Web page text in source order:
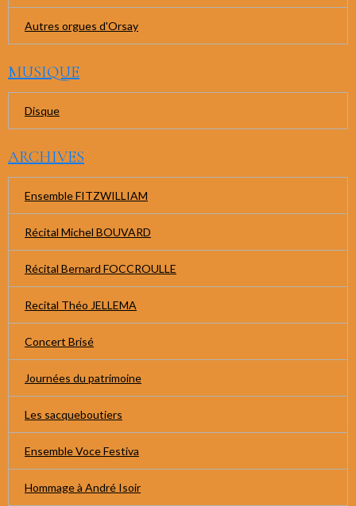
Autres orgues d'Orsay
MUSIQUE
Disque
ARCHIVES
Ensemble FITZWILLIAM
Récital Michel BOUVARD
Récital Bernard FOCCROULLE
Recital Théo JELLEMA
Concert Brisé
Journées du patrimoine
Les sacqueboutiers
Ensemble Voce Festiva
Hommage à André Isoir